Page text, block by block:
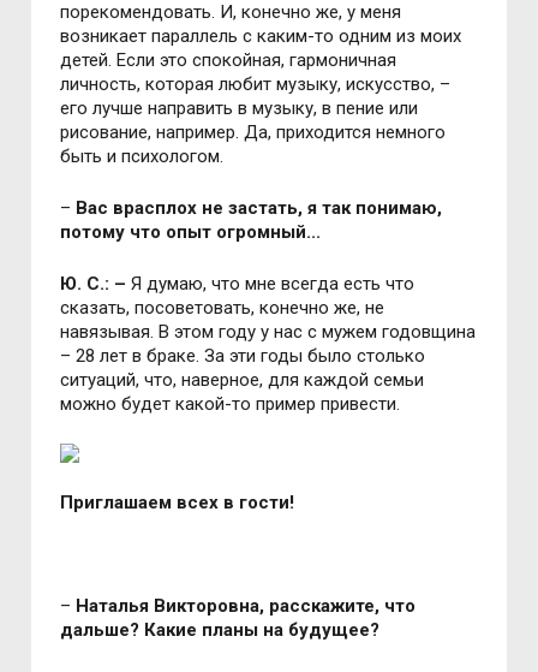
порекомендовать. И, конечно же, у меня
возникает параллель с каким-то одним из моих
детей. Если это спокойная, гармоничная
личность, которая любит музыку, искусство, –
его лучше направить в музыку, в пение или
рисование, например. Да, приходится немного
быть и психологом.
– Вас врасплох не застать, я так понимаю,
потому что опыт огромный...
Ю. С.: –Я думаю, что мне всегда есть что
сказать, посоветовать, конечно же, не
навязывая. В этом году у нас с мужем годовщина
– 28 лет в браке. За эти годы было столько
ситуаций, что, наверное, для каждой семьи
можно будет какой-то пример привести.
Приглашаем всех в гости!
– Наталья Викторовна, расскажите, что
дальше? Какие планы на будущее?